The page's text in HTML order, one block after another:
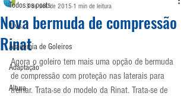
Todos os posts
1 vs. 1
Academia de Goleiros
Adaptação
Altura
Nova bermuda de compressão
Rinat
3 de set. de 2015 1 min de leitura
Agora o goleiro tem mais uma opção de bermuda
de compressão com proteção nas laterais para
treinar. Trata-se do modelo da Rinat. Trata-se de